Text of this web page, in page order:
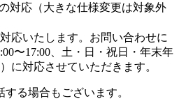
対応（大きな仕様変更は対象外
応いたします。お問い合わせに
〜17:00、土・日・祝日・年末年
に対応させていただきます。
る場合もございます。